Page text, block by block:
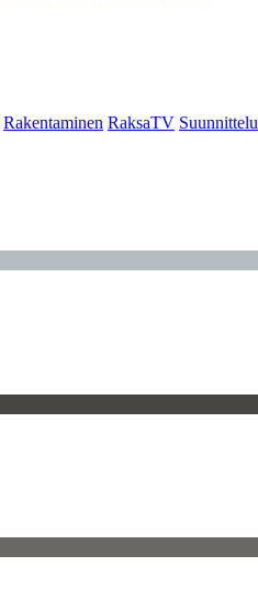
Rakentaminen RaksaTV Suunnittelu